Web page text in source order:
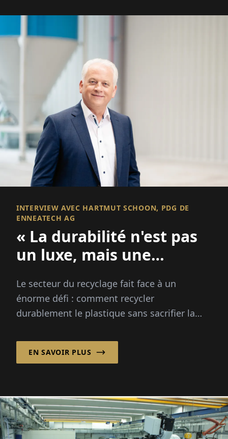
INTERVIEW AVEC HARTMUT SCHOON, PDG DE
ENNEATECH AG
« La durabilité n'est pas
un luxe, mais une
Le secteur du recyclage fait face à un
énorme défi : comment recycler
durablement le plastique sans sacrifier la
EN SAVOIR PLUS